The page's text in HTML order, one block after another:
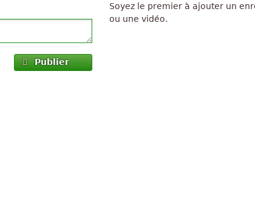
Soyez le premier à ajouter un
ou une vidéo.
Publier